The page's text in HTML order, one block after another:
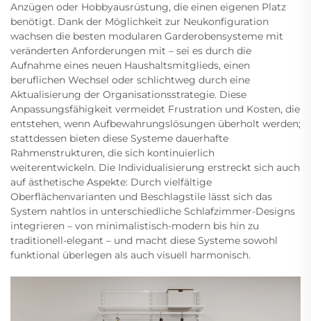
Anzügen oder Hobbyausrüstung, die einen eigenen Platz
benötigt. Dank der Möglichkeit zur Neukonfiguration
wachsen die besten modularen Garderobensysteme mit
veränderten Anforderungen mit – sei es durch die
Aufnahme eines neuen Haushaltsmitglieds, einen
beruflichen Wechsel oder schlichtweg durch eine
Aktualisierung der Organisationsstrategie. Diese
Anpassungsfähigkeit vermeidet Frustration und Kosten, die
entstehen, wenn Aufbewahrungslösungen überholt werden;
stattdessen bieten diese Systeme dauerhafte
Rahmenstrukturen, die sich kontinuierlich
weiterentwickeln. Die Individualisierung erstreckt sich auch
auf ästhetische Aspekte: Durch vielfältige
Oberflächenvarianten und Beschlagstile lässt sich das
System nahtlos in unterschiedliche Schlafzimmer-Designs
integrieren – von minimalistisch-modern bis hin zu
traditionell-elegant – und macht diese Systeme sowohl
funktional überlegen als auch visuell harmonisch.